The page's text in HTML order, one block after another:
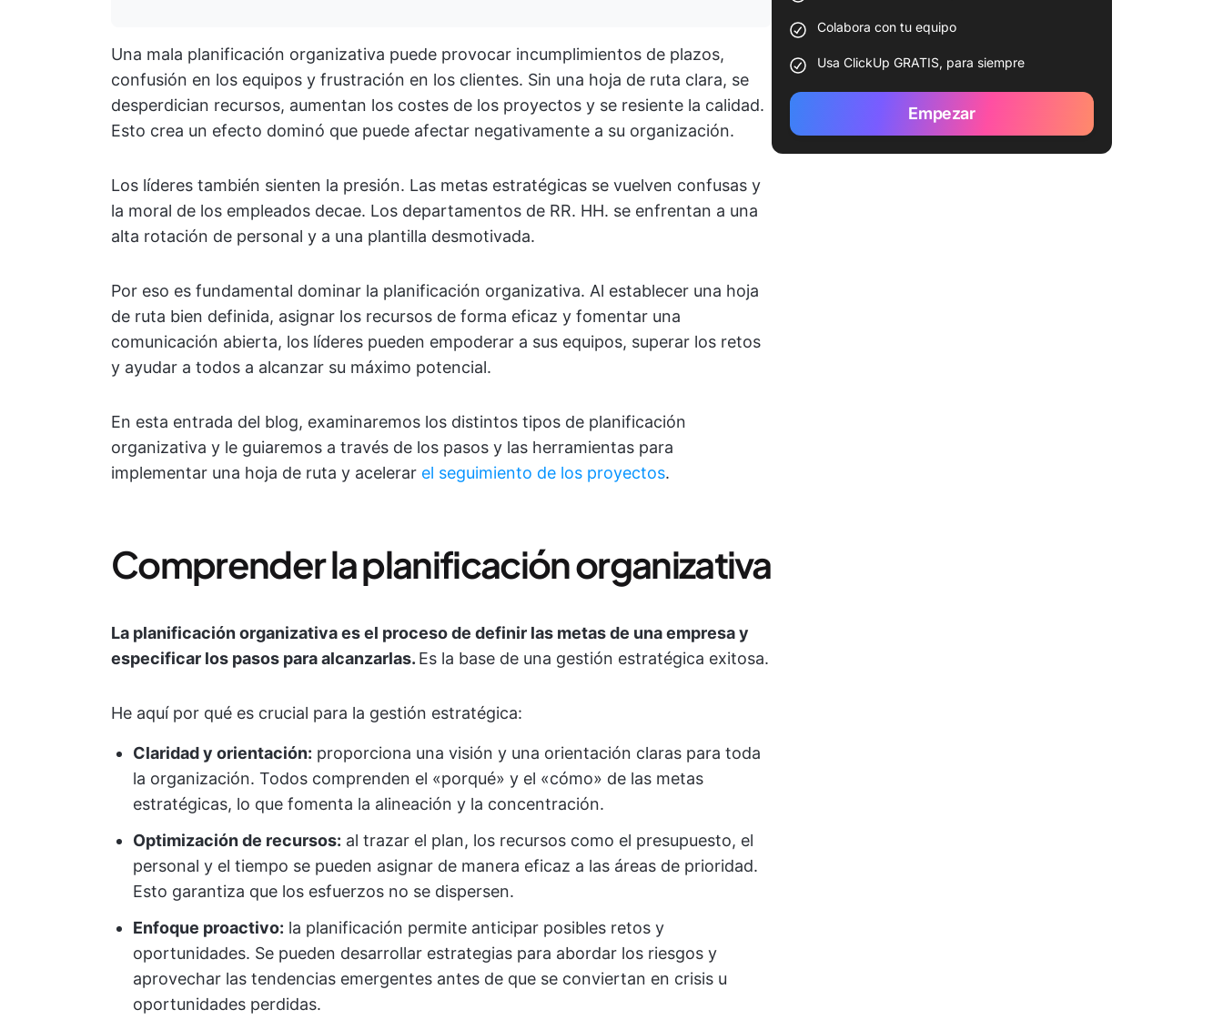
Una mala planificación organizativa puede provocar incumplimientos de plazos,
confusión en los equipos y frustración en los clientes. Sin una hoja de ruta clara, se
desperdician recursos, aumentan los costes de los proyectos y se resiente la calidad.
Esto crea un efecto dominó que puede afectar negativamente a su organización.
Los líderes también sienten la presión. Las metas estratégicas se vuelven confusas y
la moral de los empleados decae. Los departamentos de RR. HH. se enfrentan a una
alta rotación de personal y a una plantilla desmotivada.
Por eso es fundamental dominar la planificación organizativa. Al establecer una hoja
de ruta bien definida, asignar los recursos de forma eficaz y fomentar una
comunicación abierta, los líderes pueden empoderar a sus equipos, superar los retos
y ayudar a todos a alcanzar su máximo potencial.
En esta entrada del blog, examinaremos los distintos tipos de planificación
organizativa y le guiaremos a través de los pasos y las herramientas para
implementar una hoja de ruta y acelerar el seguimiento de los proyectos.
Comprender la planificación organizativa
La planificación organizativa es el proceso de definir las metas de una empresa y
especificar los pasos para alcanzarlas. Es la base de una gestión estratégica exitosa.
He aquí por qué es crucial para la gestión estratégica:
Claridad y orientación: proporciona una visión y una orientación claras para toda
la organización. Todos comprenden el «porqué» y el «cómo» de las metas
estratégicas, lo que fomenta la alineación y la concentración.
Optimización de recursos: al trazar el plan, los recursos como el presupuesto, el
personal y el tiempo se pueden asignar de manera eficaz a las áreas de prioridad.
Esto garantiza que los esfuerzos no se dispersen.
Enfoque proactivo: la planificación permite anticipar posibles retos y
oportunidades. Se pueden desarrollar estrategias para abordar los riesgos y
aprovechar las tendencias emergentes antes de que se conviertan en crisis u
oportunidades perdidas.
Colabora con tu equipo
Usa ClickUp GRATIS, para siempre
Empezar